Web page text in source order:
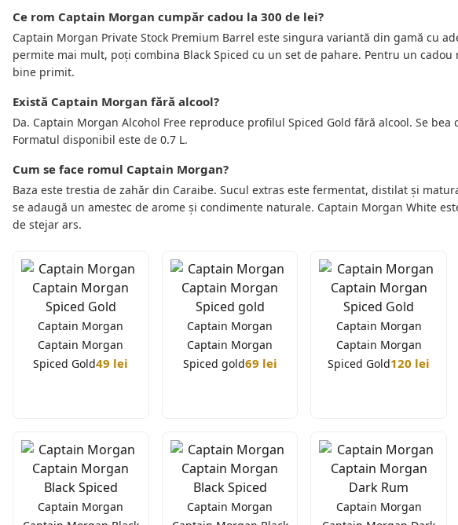
Ce rom Captain Morgan cumpăr cadou la 300 de lei?
Captain Morgan Private Stock Premium Barrel este singura variantă din gamă cu
permite mai mult, poți combina Black Spiced cu un set de pahare. Pentru un
bine primit.
Există Captain Morgan fără alcool?
Da. Captain Morgan Alcohol Free reproduce profilul Spiced Gold fără alcool. Se
Formatul disponibil este de 0.7 L.
Cum se face romul Captain Morgan?
Baza este trestia de zahăr din Caraibe. Sucul extras este fermentat, distilat și
se adaugă un amestec de arome și condimente naturale. Captain Morgan White
de stejar ars.
Captain Morgan
Captain Morgan
Spiced Gold49 lei
Captain Morgan
Captain Morgan
Spiced gold69 lei
Captain Morgan
Captain Morgan
Spiced Gold120 lei
Captain Morgan
Captain Morgan
Captain Morgan
King folosește cookie-uri
Acest site comercializează băuturi alcoolice. Trebuie să ai peste 18 ani
Utilizăm unelte, cum ar fi cookie-urile, pentru a permite servicii și
ul, produsele și serviciile noastre. Folosim, de asemenea, cookie-uri și
de acord și am peste 18 ani", sunteți de acord cu utilizarea acestor